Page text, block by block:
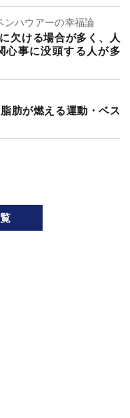
ハウアーの幸福論
欠ける場合が多く、人
心事に没頭する人が多
肪が燃える運動・ベス